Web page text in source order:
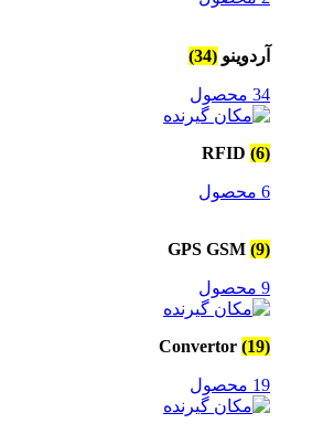
آردوینو (34)
34 محصول
RFID (6)
6 محصول
GPS GSM (9)
9 محصول
Convertor (19)
19 محصول